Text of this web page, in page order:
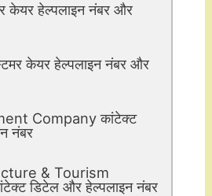
हेल्पलाइन नंबर और
केयर हेल्पलाइन नंबर और
Company कांटेक्ट
नंबर
& Tourism
डिटेल और हेल्पलाइन नंबर